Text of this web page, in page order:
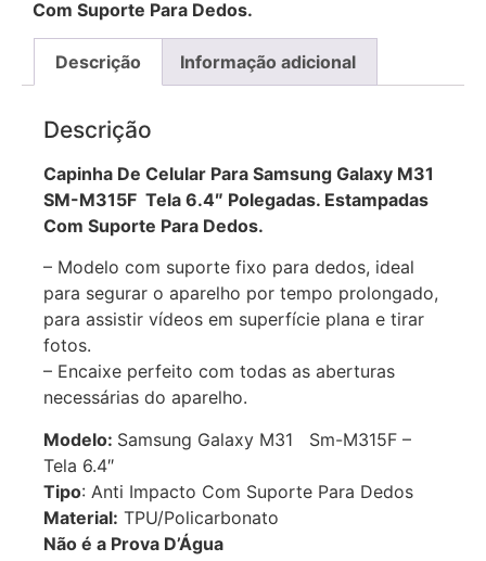
Com Suporte Para Dedos.
Descrição Informação adicional
Descrição
Capinha De Celular Para Samsung Galaxy M31
SM-M315F Tela 6.4″ Polegadas. Estampadas
Com Suporte Para Dedos.
– Modelo com suporte fixo para dedos, ideal
para segurar o aparelho por tempo prolongado,
para assistir vídeos em superfície plana e tirar
fotos.
– Encaixe perfeito com todas as aberturas
necessárias do aparelho.
Modelo: Samsung Galaxy M31 Sm-M315F –
Tela 6.4″
Tipo: Anti Impacto Com Suporte Para Dedos
Material: TPU/Policarbonato
Não é a Prova D’Água